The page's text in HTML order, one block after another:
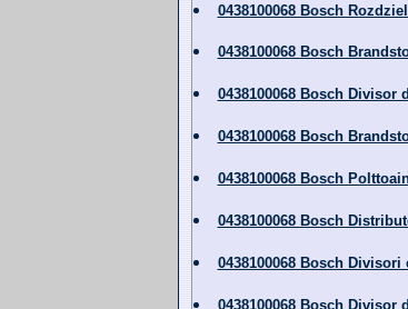
0438100068 Bosch
0438100068 Bosch
0438100068 Bosch Divisor
0438100068 Bosch
0438100068 Bosch
0438100068 Bosch
0438100068 Bosch
0438100068 Bosch Divisor